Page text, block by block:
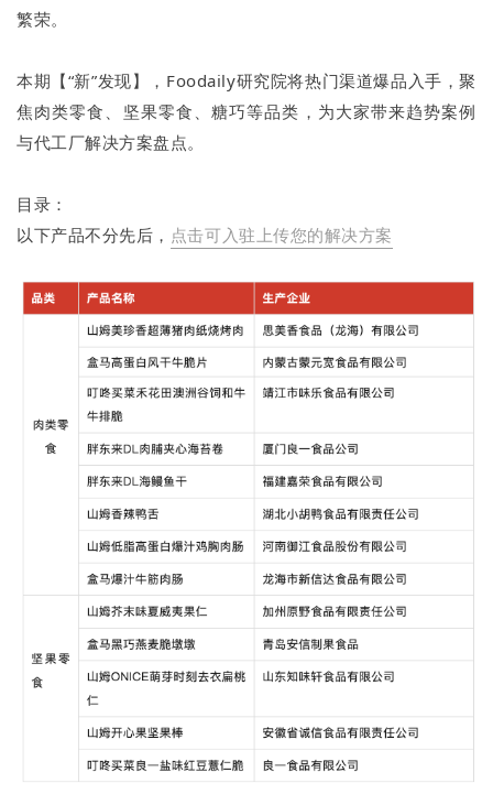
繁荣。
本期【“新”发现】，Foodaily研究院将热门渠道爆品入手，聚
焦肉类零食、坚果零食、糖巧等品类，为大家带来趋势案例
与代工厂解决方案盘点。
目录：
以下产品不分先后， 点击可入驻上传您的解决方案